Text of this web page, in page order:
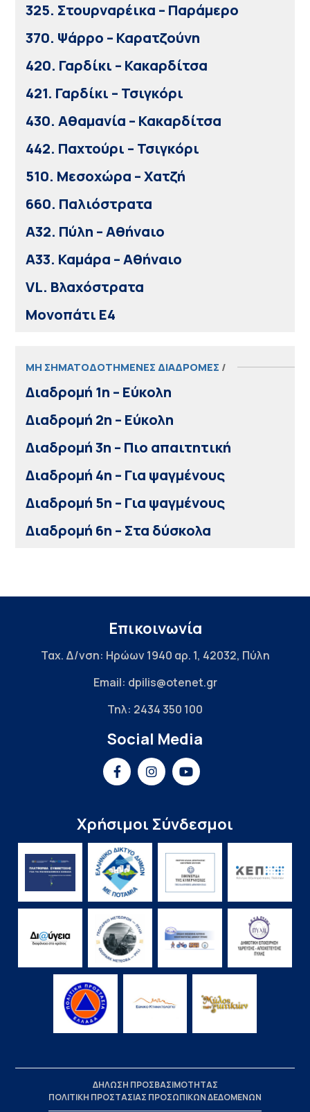
325. Στουρναρέικα – Παράμερο
370. Ψάρρο – Καρατζούνη
420. Γαρδίκι – Κακαρδίτσα
421. Γαρδίκι – Τσιγκόρι
430. Αθαμανία – Κακαρδίτσα
442. Παχτούρι – Τσιγκόρι
510. Μεσοχώρα – Χατζή
660. Παλιόστρατα
A32. Πύλη – Αθήναιο
A33. Καμάρα – Αθήναιο
VL. Βλαχόστρατα
Μονοπάτι Ε4
ΜΗ ΣΗΜΑΤΟΔΟΤΗΜΕΝΕΣ ΔΙΑΔΡΟΜΕΣ /
Διαδρομή 1η – Εύκολη
Διαδρομή 2η – Εύκολη
Διαδρομή 3η – Πιο απαιτητική
Διαδρομή 4η – Για ψαγμένους
Διαδρομή 5η – Για ψαγμένους
Διαδρομή 6η – Στα δύσκολα
Επικοινωνία
Ταχ. Δ/νση: Ηρώων 1940 αρ. 1, 42032, Πύλη
Email: dpilis@otenet.gr
Τηλ: 2434 350 100
Social Media
Χρήσιμοι Σύνδεσμοι
ΔΗΛΩΣΗ ΠΡΟΣΒΑΣΙΜΟΤΗΤΑΣ
ΠΟΛΙΤΙΚΗ ΠΡΟΣΤΑΣΙΑΣ ΠΡΟΣΩΠΙΚΩΝ ΔΕΔΟΜΕΝΩΝ